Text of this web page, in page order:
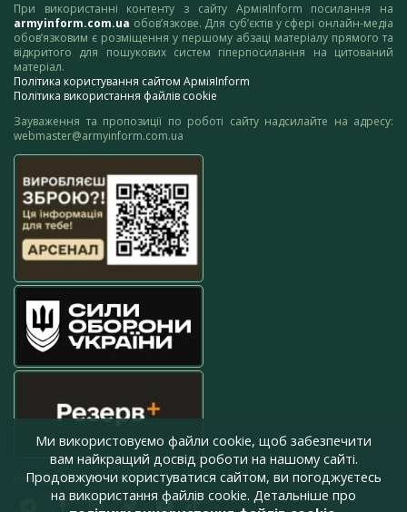
При використанні контенту з сайту АрміяInform посилання на
armyinform.com.ua обов’язкове. Для суб’єктів у сфері онлайн-медіа
обов’язковим є розміщення у першому абзаці матеріалу прямого та
відкритого для пошукових систем гіперпосилання на цитований
матеріал.
Політика користування сайтом АрміяInform
Політика використання файлів cookie
Зауваження та пропозиції по роботі сайту надсилайте на адресу:
webmaster@armyinform.com.ua
press@armyinform.com.ua
Ми використовуємо файли cookie, щоб забезпечити
вам найкращий досвід роботи на нашому сайті.
Продовжуючи користуватися сайтом, ви погоджуєтесь
на використання файлів cookie. Детальніше про